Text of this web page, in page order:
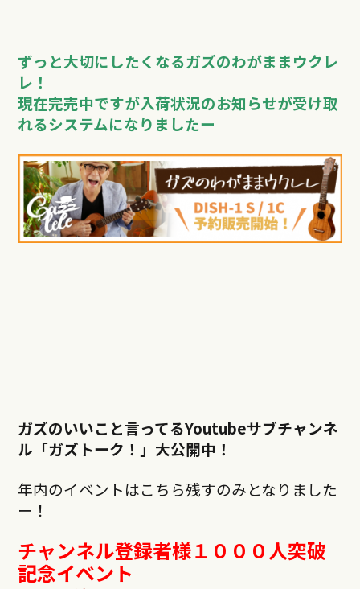
ずっと大切にしたくなるガズのわがままウクレ
レ！
現在完売中ですが入荷状況のお知らせが受け取
れるシステムになりましたー
ガズのいいこと言ってるYoutubeサブチャンネ
ル「ガズトーク！」大公開中！
年内のイベントはこちら残すのみとなりました
ー！
チャンネル登録者様１０００人突破
記念イベント